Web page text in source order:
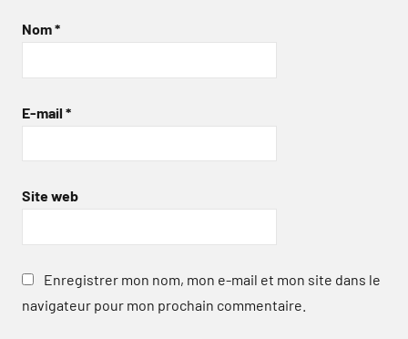
Nom*
E-mail *
Site web
Enregistrer mon nom, mon e-mail et mon site dans le
navigateur pour mon prochain commentaire.